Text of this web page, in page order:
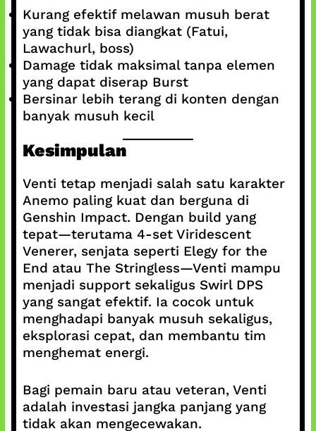
Kurang efektif melawan musuh berat
yang tidak bisa diangkat (Fatui,
Lawachurl, boss)
Damage tidak maksimal tanpa elemen
yang dapat diserap Burst
Bersinar lebih terang di konten dengan
banyak musuh kecil
Kesimpulan
Venti tetap menjadi salah satu karakter
Anemo paling kuat dan berguna di
Genshin Impact. Dengan build yang
tepat—terutama 4-set Viridescent
Venerer, senjata seperti Elegy for the
End atau The Stringless—Venti mampu
menjadi support sekaligus Swirl DPS
yang sangat efektif. Ia cocok untuk
menghadapi banyak musuh sekaligus,
eksplorasi cepat, dan membantu tim
menghemat energi.
Bagi pemain baru atau veteran, Venti
adalah investasi jangka panjang yang
tidak akan mengecewakan.